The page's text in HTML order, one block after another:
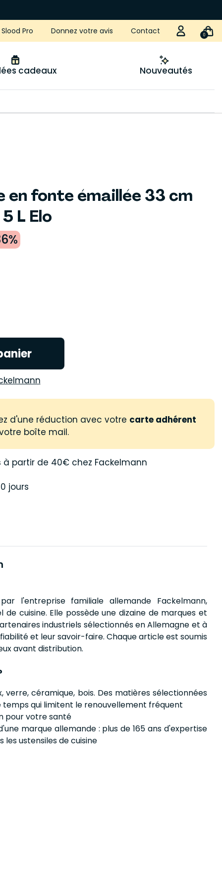
Slood Pro Donnez votre avis Contact 0
cadeaux Nouveautés
fonte émaillée 33 cm
L Elo
d'une réduction avec votre carte adhérent
boîte mail.
à partir de 40€ chez Fackelmann
jours
l'entreprise familiale allemande Fackelmann,
cuisine. Elle possède une dizaine de marques et
industriels sélectionnés en Allemagne et à
et leur savoir-faire. Chaque article est soumis
avant distribution.
verre, céramique, bois. Des matières sélectionnées
temps qui limitent le renouvellement fréquent
pour votre santé
marque allemande : plus de 165 ans d'expertise
les ustensiles de cuisine